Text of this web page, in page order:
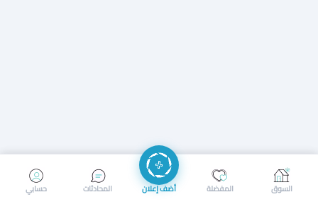
إرسال رسالة إجراء مكالمة
حسابي المحادثات أضف إعلان المفضلة السوق